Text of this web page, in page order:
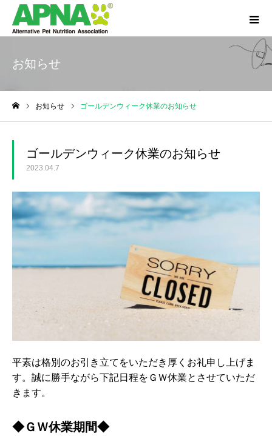
お知らせ
お知らせ ゴールデンウィーク休業のお知らせ
ゴールデンウィーク休業のお知らせ
2023.04.7
平素は格別のお引き立てをいただき厚くお礼申し上げま
す。誠に勝手ながら下記日程をＧＷ休業とさせていただ
きます。
◆ＧＷ休業期間◆